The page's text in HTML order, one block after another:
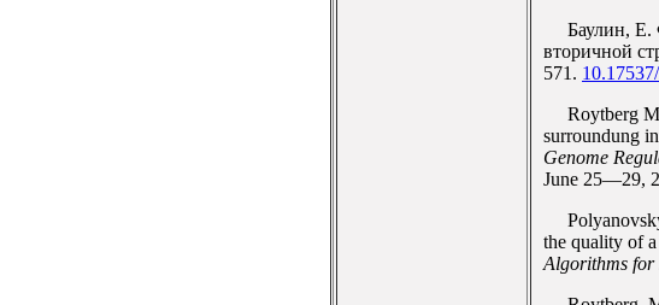
Баулин, Е.
вторичной
571.
Roytberg
surroundung
Genome
June 25—29,
the quality of
Algorithms